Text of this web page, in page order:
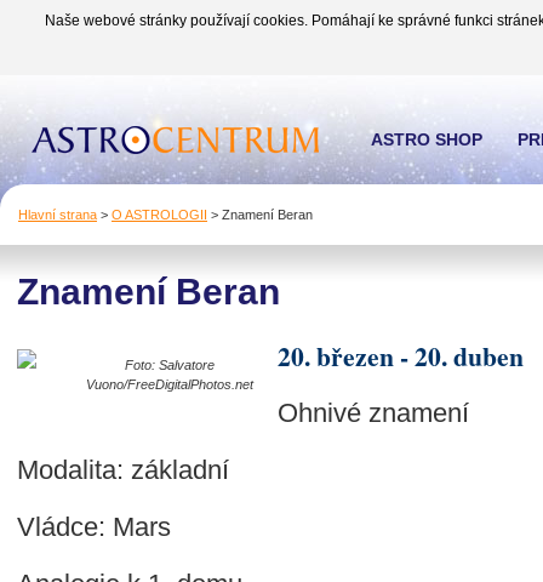
Naše webové stránky používají cookies. Pomáhají ke správné funkci
Hlavní strana > O ASTROLOGII > Znamení Beran
Znamení Beran
Foto: Salvatore
Vuono/FreeDigitalPhotos.net
20. březen - 20. duben
Ohnivé znamení
Modalita: základní
Vládce: Mars
ASTRO SHOP